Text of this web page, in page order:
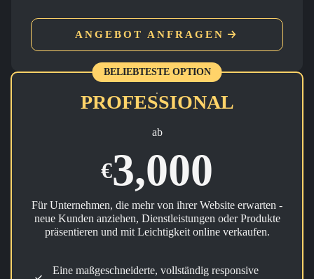
ANGEBOT ANFRAGEN
BELIEBTESTE OPTION
PROFESSIONAL
ab
€3,000
Für Unternehmen, die mehr von ihrer Website erwarten -
neue Kunden anziehen, Dienstleistungen oder Produkte
präsentieren und mit Leichtigkeit online verkaufen.
Eine maßgeschneiderte, vollständig responsive